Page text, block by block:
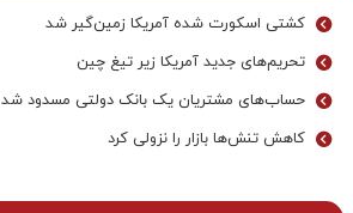
کشتی اسکورت شده آمریکا زمین‌گیر شد
تحریم‌های جدید آمریکا زیر تیغ چین
حساب‌های مشتریان یک بانک‌ دولتی مسدود شد
کاهش تنش‌ها بازار را نزولی کرد